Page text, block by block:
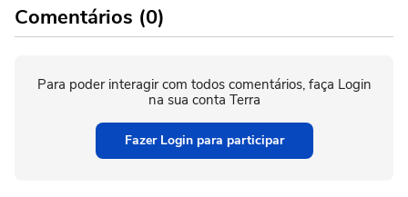
Comentários (0)
Para poder interagir com todos comentários, faça Login
na sua conta Terra
Fazer Login para participar